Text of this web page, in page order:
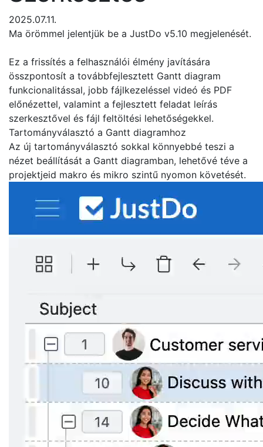
2025.07.11.
Ma örömmel jelentjük be a JustDo v5.10 megjelenését.
Ez a frissítés a felhasználói élmény javítására
összpontosít a továbbfejlesztett Gantt diagram
funkcionalitással, jobb fájlkezeléssel videó és PDF
előnézettel, valamint a fejlesztett feladat leírás
szerkesztővel és fájl feltöltési lehetőségekkel.
Tartományválasztó a Gantt diagramhoz
Az új tartományválasztó sokkal könnyebbé teszi a
nézet beállítását a Gantt diagramban, lehetővé téve a
projektjeid makro és mikro szintű nyomon követését.